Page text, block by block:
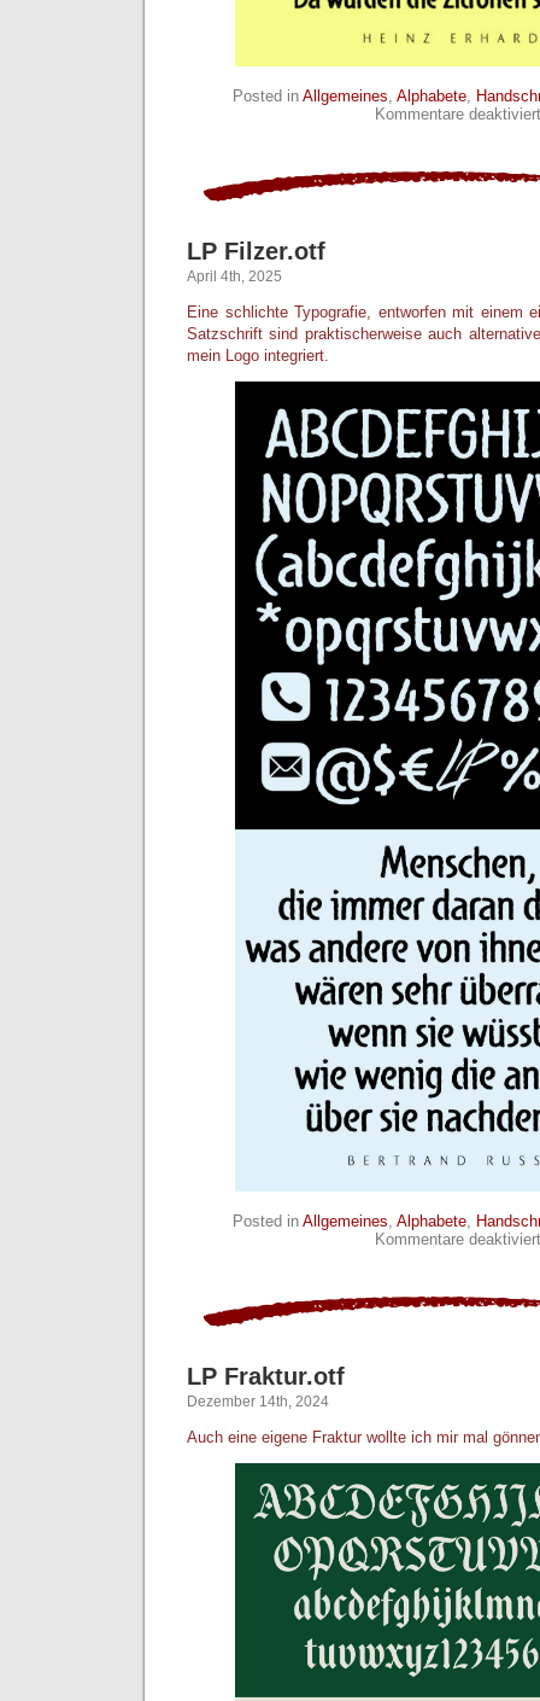
Posted in Allgemeines Alphabete
Kommentare deaktiviert
LP Filzer.otf
April 4th, 2025
Eine schlichte Typografie, entworfen mit einem
Satzschrift sind praktischerweise auch
mein Logo integriert.
Posted in Allgemeines Alphabete
Kommentare deaktiviert
LP Fraktur.otf
Dezember 14th, 2024
Auch eine eigene Fraktur wollte ich mir mal